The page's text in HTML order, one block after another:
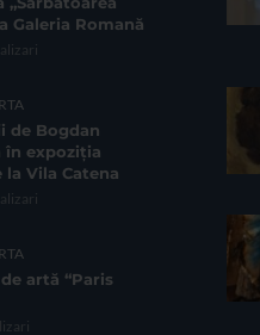
Galeria Romană
de Bogdan
în expoziția
la Vila Catena
artă “Paris